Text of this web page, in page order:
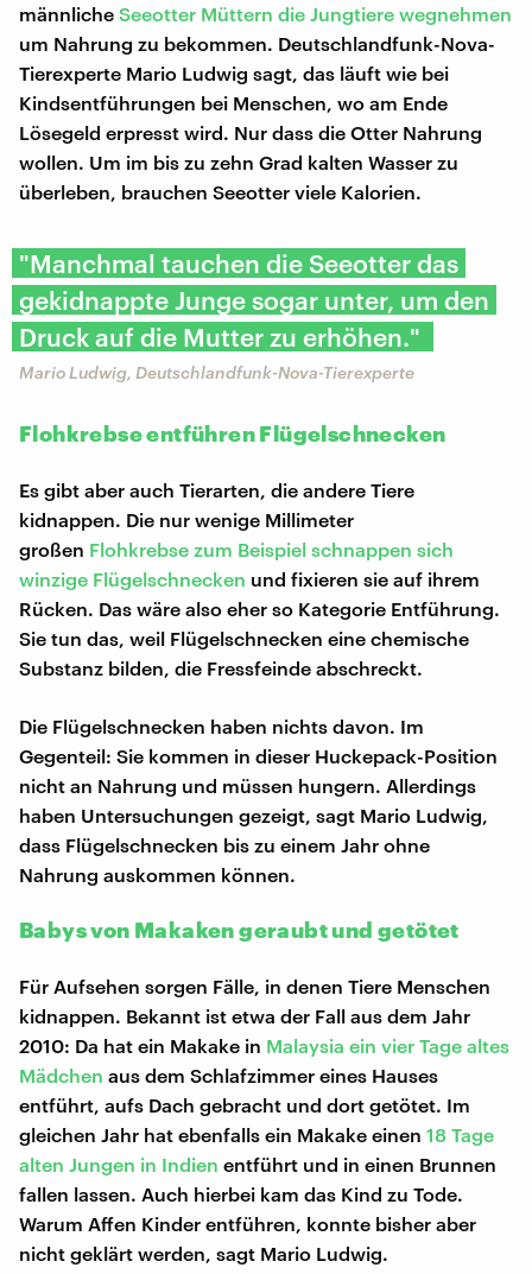
männliche Seeotter Müttern die Jungtiere wegnehmen
um Nahrung zu bekommen. Deutschlandfunk-Nova-
Tierexperte Mario Ludwig sagt, das läuft wie bei
Kindsentführungen bei Menschen, wo am Ende
Lösegeld erpresst wird. Nur dass die Otter Nahrung
wollen. Um im bis zu zehn Grad kalten Wasser zu
überleben, brauchen Seeotter viele Kalorien.
"Manchmal tauchen die Seeotter das
gekidnappte Junge sogar unter, um den
Druck auf die Mutter zu erhöhen." ​
Mario Ludwig, Deutschlandfunk-Nova-Tierexperte
Flohkrebse entführen Flügelschnecken
Es gibt aber auch Tierarten, die andere Tiere
kidnappen. Die nur wenige Millimeter
großen Flohkrebse zum Beispiel schnappen sich
winzige Flügelschnecken und fixieren sie auf ihrem
Rücken. Das wäre also eher so Kategorie Entführung.
Sie tun das, weil Flügelschnecken eine chemische
Substanz bilden, die Fressfeinde abschreckt.
Die Flügelschnecken haben nichts davon. Im
Gegenteil: Sie kommen in dieser Huckepack-Position
nicht an Nahrung und müssen hungern. Allerdings
haben Untersuchungen gezeigt, sagt Mario Ludwig,
dass Flügelschnecken bis zu einem Jahr ohne
Nahrung auskommen können.
Babys von Makaken geraubt und getötet
Für Aufsehen sorgen Fälle, in denen Tiere Menschen
kidnappen. Bekannt ist etwa der Fall aus dem Jahr
2010: Da hat ein Makake in Malaysia ein vier Tage altes
Mädchen aus dem Schlafzimmer eines Hauses
entführt, aufs Dach gebracht und dort getötet. Im
gleichen Jahr hat ebenfalls ein Makake einen 18 Tage
alten Jungen in Indien entführt und in einen Brunnen
fallen lassen. Auch hierbei kam das Kind zu Tode.
Warum Affen Kinder entführen, konnte bisher aber
nicht geklärt werden, sagt Mario Ludwig.